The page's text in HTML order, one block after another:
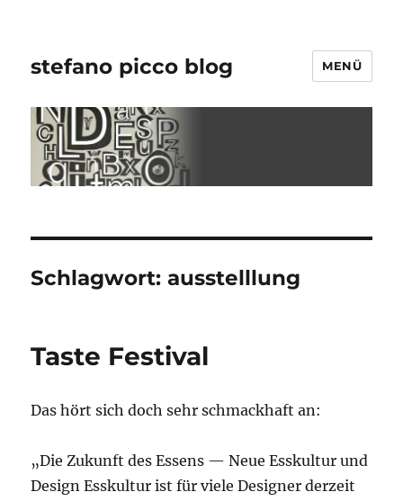
stefano picco blog MENÜ
Schlagwort:ausstelllung
Taste Festival
Das hört sich doch sehr schmackhaft an:
„Die Zukunft des Essens — Neue Esskultur und
Design Esskultur ist für viele Designer derzeit